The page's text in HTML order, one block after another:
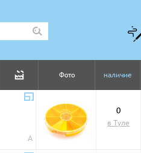
Фото наличие
A
0
в Туле